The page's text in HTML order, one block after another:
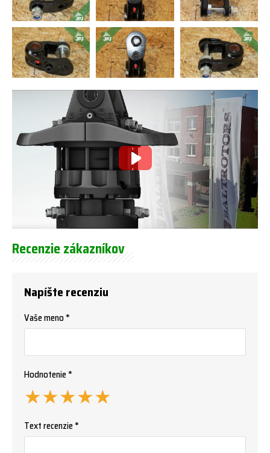
Recenzie zákazníkov
Napíšte recenziu
Vaše meno *
Hodnotenie *
★
★
★
★
★
Text recenzie *